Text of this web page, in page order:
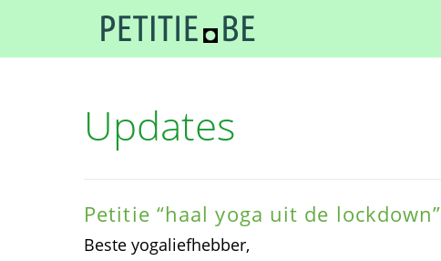
Updates
Petitie “haal yoga uit de lockdown”
Beste yogaliefhebber,